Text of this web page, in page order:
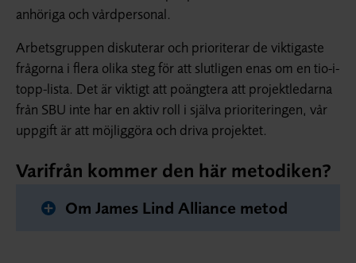
anhöriga och vårdpersonal.
Arbetsgruppen diskuterar och prioriterar de viktigaste
frågorna i flera olika steg för att slutligen enas om en tio-i-
topp-lista. Det är viktigt att poängtera att projektledarna
från SBU inte har en aktiv roll i själva prioriteringen, vår
uppgift är att möjliggöra och driva projektet.
Varifrån kommer den här metodiken?
Om James Lind Alliance metod